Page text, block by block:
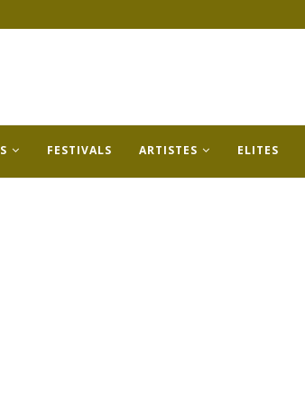
FESTIVALS ARTISTES ELITES